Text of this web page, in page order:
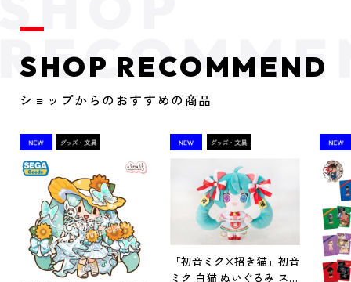
SHOP RECOMMEND
ショップからのおすすめの商品
「初音ミク×招き猫」初音
ミク 白猫 ぬいぐるみ スタ